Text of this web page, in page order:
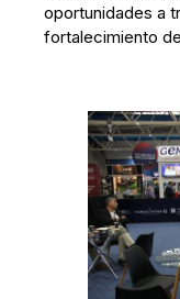
oportunidades a
fortalecimiento